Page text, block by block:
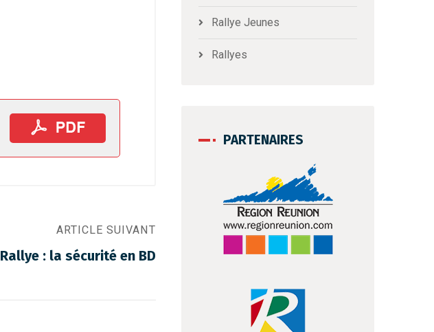
ARTICLE SUIVANT
Rallye : la sécurité en BD
Rallye Jeunes
Rallyes
PARTENAIRES